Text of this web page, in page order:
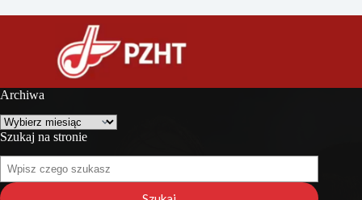
Archiwa
Archiwa
Szukaj na stronie
Szukaj
na
stronie